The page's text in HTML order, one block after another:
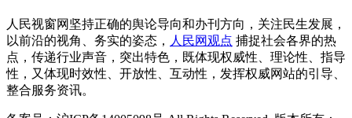
人民视窗网坚持正确的舆论导向和办刊方向，关注民生发展，
以前沿的视角、务实的姿态， 人民网观点 捕捉社会各界的热
点，传递行业声音，突出特色，既体现权威性、理论性、指导
性，又体现时效性、开放性、互动性，发挥权威网站的引导、
整合服务资讯。